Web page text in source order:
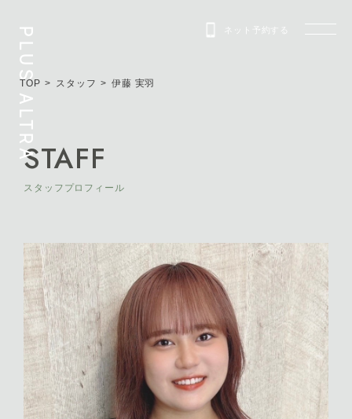
PLUS ALTRA ネット予約する
TOP スタッフ 伊藤 実羽
STAFF
スタッフプロフィール